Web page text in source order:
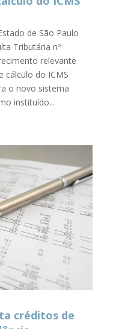
de São Paulo
Tributária nº
relevante
cálculo do ICMS
o novo sistema
instituído...
créditos de